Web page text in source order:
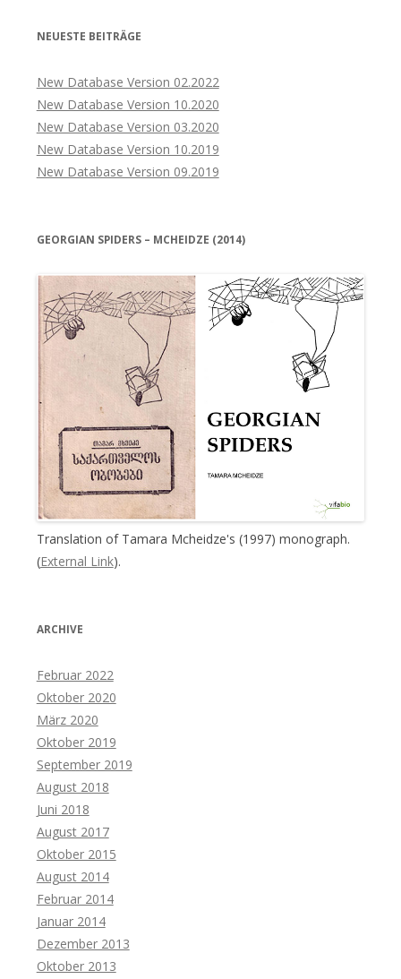
NEUESTE BEITRÄGE
New Database Version 02.2022
New Database Version 10.2020
New Database Version 03.2020
New Database Version 10.2019
New Database Version 09.2019
GEORGIAN SPIDERS – MCHEIDZE (2014)
Translation of Tamara Mcheidze's (1997) monograph.
(External Link).
ARCHIVE
Februar 2022
Oktober 2020
März 2020
Oktober 2019
September 2019
August 2018
Juni 2018
August 2017
Oktober 2015
August 2014
Februar 2014
Januar 2014
Dezember 2013
Oktober 2013